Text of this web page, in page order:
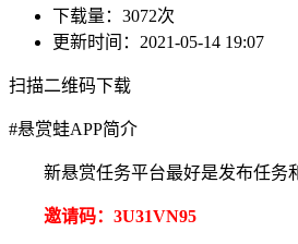
下载量： 3072次
更新时间： 2021-05-14 19:07
扫描二维码下载
#悬赏蛙APP简介
新悬赏任务平台最好是发布任务
邀请码：3U31VN95